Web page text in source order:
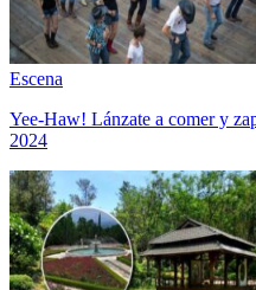
Escena
Yee-Haw! Lánzate a comer y
2024